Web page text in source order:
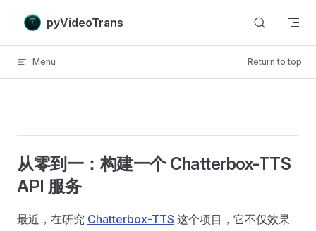
Skip to content
pyVideoTrans
Menu Return to top
从零到一：构建一个 Chatterbox-TTS
API 服务
最近，在研究 Chatterbox-TTS 这个项目，它不仅效果